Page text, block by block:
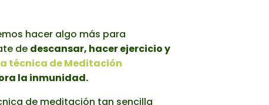
hacer algo más para
de descansar, hacer ejercicio y
técnica de Meditación
la inmunidad.
de meditación tan sencilla